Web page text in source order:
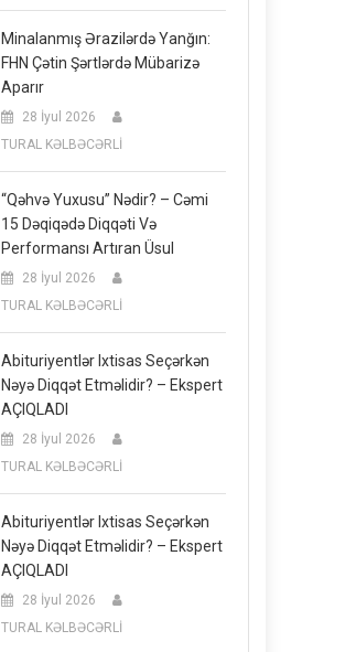
Minalanmış Ərazilərdə Yanğın:
FHN Çətin Şərtlərdə Mübarizə
Aparır
28 İyul 2026
TURAL KƏLBƏCƏRLİ
“Qəhvə Yuxusu” Nədir? – Cəmi
15 Dəqiqədə Diqqəti Və
Performansı Artıran Üsul
28 İyul 2026
TURAL KƏLBƏCƏRLİ
Abituriyentlər Ixtisas Seçərkən
Nəyə Diqqət Etməlidir? – Ekspert
AÇIQLADI
28 İyul 2026
TURAL KƏLBƏCƏRLİ
Abituriyentlər Ixtisas Seçərkən
Nəyə Diqqət Etməlidir? – Ekspert
AÇIQLADI
28 İyul 2026
TURAL KƏLBƏCƏRLİ